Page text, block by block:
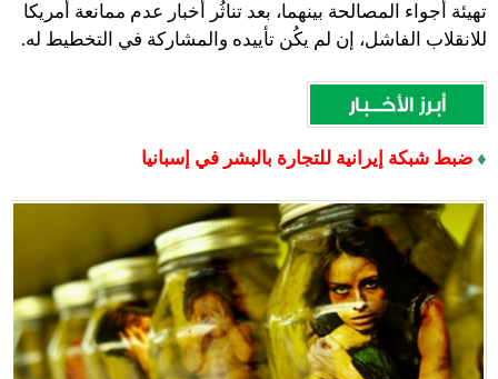
تهيئة أجواء المصالحة بينهما، بعد تناثُر أخبار عدم ممانعة أمريكا
للانقلاب الفاشل، إن لم يكُن تأييده والمشاركة في التخطيط له.
♦ ضبط شبكة إيرانية للتجارة بالبشر في إسبانيا